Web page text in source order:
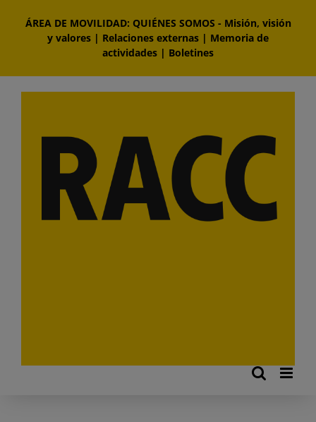
contenido
ÁREA DE MOVILIDAD: QUIÉNES SOMOS - Misión, visión
y valores | Relaciones externas | Memoria de
actividades | Boletines